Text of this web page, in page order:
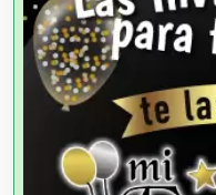
Alquiler de
Alquiler de